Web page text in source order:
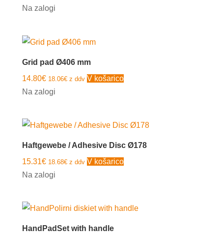
Na zalogi
Grid pad Ø406 mm
14.80€ 18.06€z ddv V košarico
Na zalogi
Haftgewebe / Adhesive Disc Ø178
15.31€ 18.68€z ddv V košarico
Na zalogi
HandPadSet with handle